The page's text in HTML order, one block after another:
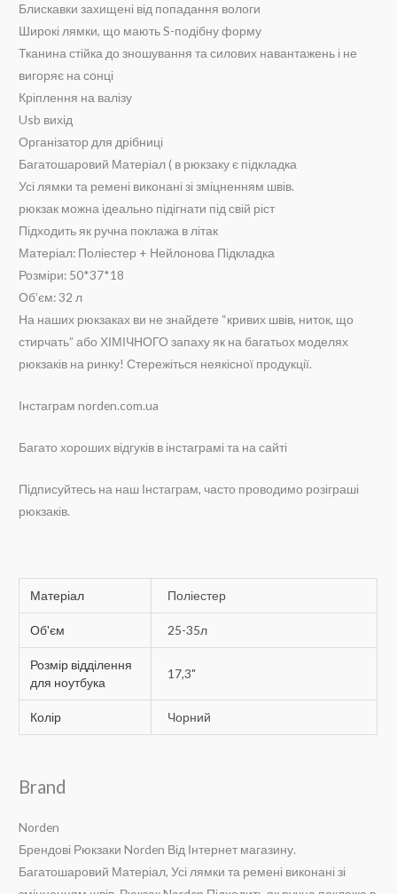
Блискавки захищені від попадання вологи
Широкі лямки, що мають S-подібну форму
Тканина стійка до зношування та силових навантажень і не
вигоряє на сонці
Кріплення на валізу
Usb вихід
Організатор для дрібниці
Багатошаровий Матеріал ( в рюкзаку є підкладка
Усі лямки та ремені виконані зі зміцненням швів.
рюкзак можна ідеально підігнати під свій ріст
Підходить як ручна поклажа в літак
Матеріал: Поліестер + Нейлонова Підкладка
Розміри: 50*37*18
Об’єм: 32 л
На наших рюкзаках ви не знайдете “кривих швів, ниток, що
стирчать” або ХІМІЧНОГО запаху як на багатьох моделях
рюкзаків на ринку! Стережіться неякісної продукції.
Інстаграм norden.com.ua
Багато хороших відгуків в інстаграмі та на сайті
Підписуйтесь на наш Інстаграм, часто проводимо розіграші
рюкзаків.
Матеріал Поліестер
Об'єм 25-35л
Розмір відділення
для ноутбука
17,3"
Колір Чорний
Brand
Norden
Брендові Рюкзаки Norden Від Інтернет магазину.
Багатошаровий Матеріал, Усі лямки та ремені виконані зі